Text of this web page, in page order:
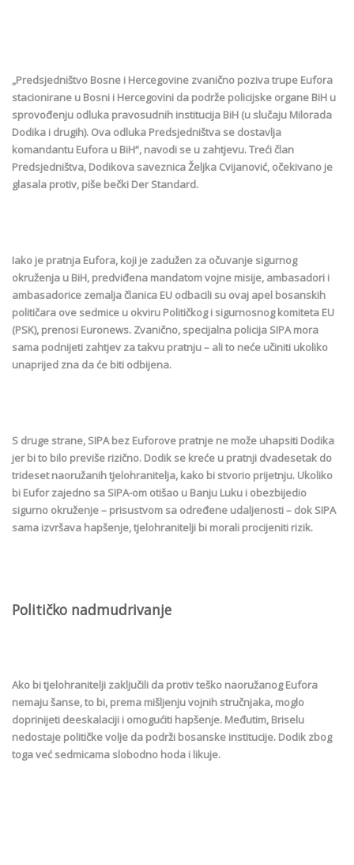
„Predsjedništvo Bosne i Hercegovine zvanično poziva trupe Eufora
stacionirane u Bosni i Hercegovini da podrže policijske organe BiH u
sprovođenju odluka pravosudnih institucija BiH (u slučaju Milorada
Dodika i drugih). Ova odluka Predsjedništva se dostavlja
komandantu Eufora u BiH“, navodi se u zahtjevu. Treći član
Predsjedništva, Dodikova saveznica Željka Cvijanović, očekivano je
glasala protiv, piše bečki Der Standard.
Iako je pratnja Eufora, koji je zadužen za očuvanje sigurnog
okruženja u BiH, predviđena mandatom vojne misije, ambasadori i
ambasadorice zemalja članica EU odbacili su ovaj apel bosanskih
političara ove sedmice u okviru Političkog i sigurnosnog komiteta EU
(PSK), prenosi Euronews. Zvanično, specijalna policija SIPA mora
sama podnijeti zahtjev za takvu pratnju – ali to neće učiniti ukoliko
unaprijed zna da će biti odbijena.
S druge strane, SIPA bez Euforove pratnje ne može uhapsiti Dodika
jer bi to bilo previše rizično. Dodik se kreće u pratnji dvadesetak do
trideset naoružanih tjelohranitelja, kako bi stvorio prijetnju. Ukoliko
bi Eufor zajedno sa SIPA-om otišao u Banju Luku i obezbijedio
sigurno okruženje – prisustvom sa određene udaljenosti – dok SIPA
sama izvršava hapšenje, tjelohranitelji bi morali procijeniti rizik.
Političko nadmudrivanje
Ako bi tjelohranitelji zaključili da protiv teško naoružanog Eufora
nemaju šanse, to bi, prema mišljenju vojnih stručnjaka, moglo
doprinijeti deeskalaciji i omogućiti hapšenje. Međutim, Briselu
nedostaje političke volje da podrži bosanske institucije. Dodik zbog
toga već sedmicama slobodno hoda i likuje.